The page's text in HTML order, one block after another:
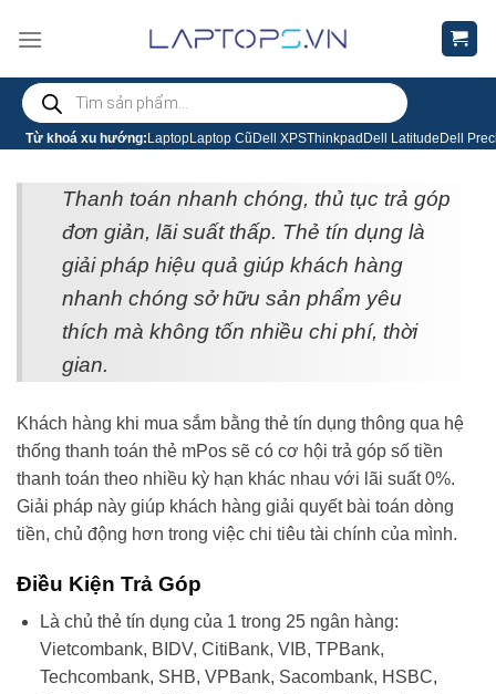
đến
dungTìm
kiếm
sản
phẩm
Từ khoá xu hướng: LaptopLaptop Cũ Dell XPSThinkpad Dell Latitude Dell
Thanh toán nhanh chóng, thủ tục trả góp
đơn giản, lãi suất thấp. Thẻ tín dụng là
giải pháp hiệu quả giúp khách hàng
nhanh chóng sở hữu sản phẩm yêu
thích mà không tốn nhiều chi phí, thời
gian.
Khách hàng khi mua sắm bằng thẻ tín dụng thông qua hệ
thống thanh toán thẻ mPos sẽ có cơ hội trả góp số tiền
thanh toán theo nhiều kỳ hạn khác nhau với lãi suất 0%.
Giải pháp này giúp khách hàng giải quyết bài toán dòng
tiền, chủ động hơn trong việc chi tiêu tài chính của mình.
Điều Kiện Trả Góp
Là chủ thẻ tín dụng của 1 trong 25 ngân hàng:
Vietcombank, BIDV, CitiBank, VIB, TPBank,
Techcombank, SHB, VPBank, Sacombank, HSBC,